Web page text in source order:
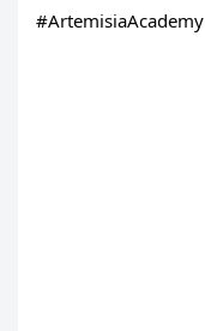
#ArtemisiaAcademy